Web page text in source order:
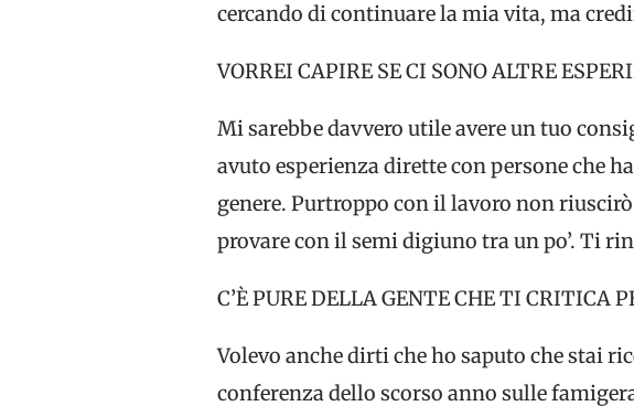
cercando di continuare la mia vita, ma
VORREI CAPIRE SE CI SONO ALTRE
Mi sarebbe davvero utile avere un tuo
avuto esperienza dirette con persone che
genere. Purtroppo con il lavoro non
provare con il semi digiuno tra un po’. Ti
C’È PURE DELLA GENTE CHE TI CRITICA
Volevo anche dirti che ho saputo che stai
conferenza dello scorso anno sulle